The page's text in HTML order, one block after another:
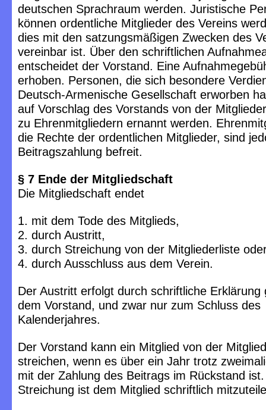
deutschen Sprachraum werden. Juristische
können ordentliche Mitglieder des Vereins
dies mit den satzungsmäßigen Zwecken des
vereinbar ist. Über den schriftlichen
entscheidet der Vorstand. Eine
erhoben. Personen, die sich besondere
Deutsch-Armenische Gesellschaft erworben
auf Vorschlag des Vorstands von der
zu Ehrenmitgliedern ernannt werden.
die Rechte der ordentlichen Mitglieder, sind
Beitragszahlung befreit.
§ 7 Ende der Mitgliedschaft
Die Mitgliedschaft endet
1. mit dem Tode des Mitglieds,
2. durch Austritt,
3. durch Streichung von der Mitgliederliste
4. durch Ausschluss aus dem Verein.
Der Austritt erfolgt durch schriftliche Erklärung
dem Vorstand, und zwar nur zum Schluss des
Kalenderjahres.
Der Vorstand kann ein Mitglied von der
streichen, wenn es über ein Jahr trotz
mit der Zahlung des Beitrags im Rückstand
Streichung ist dem Mitglied schriftlich